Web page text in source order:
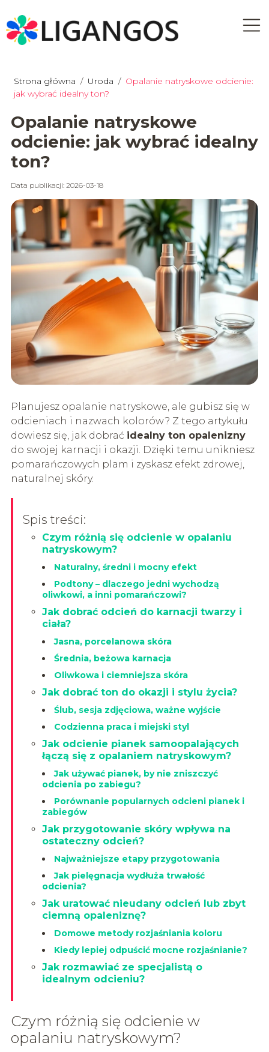
Strona główna / Uroda / Opalanie natryskowe odcienie:
jak wybrać idealny ton?
Opalanie natryskowe
odcienie: jak wybrać idealny
ton?
Data publikacji: 2026-03-18
Planujesz opalanie natryskowe, ale gubisz się w
odcieniach i nazwach kolorów? Z tego artykułu
dowiesz się, jak dobrać idealny ton opalenizny
do swojej karnacji i okazji. Dzięki temu unikniesz
pomarańczowych plam i zyskasz efekt zdrowej,
naturalnej skóry.
Spis treści:
Czym różnią się odcienie w opalaniu
natryskowym?
Naturalny, średni i mocny efekt
Podtony – dlaczego jedni wychodzą
oliwkowi, a inni pomarańczowi?
Jak dobrać odcień do karnacji twarzy i
ciała?
Jasna, porcelanowa skóra
Średnia, beżowa karnacja
Oliwkowa i ciemniejsza skóra
Jak dobrać ton do okazji i stylu życia?
Ślub, sesja zdjęciowa, ważne wyjście
Codzienna praca i miejski styl
Jak odcienie pianek samoopalających
łączą się z opalaniem natryskowym?
Jak używać pianek, by nie zniszczyć
odcienia po zabiegu?
Porównanie popularnych odcieni pianek i
zabiegów
Jak przygotowanie skóry wpływa na
ostateczny odcień?
Najważniejsze etapy przygotowania
Jak pielęgnacja wydłuża trwałość
odcienia?
Jak uratować nieudany odcień lub zbyt
ciemną opaleniznę?
Domowe metody rozjaśniania koloru
Kiedy lepiej odpuścić mocne rozjaśnianie?
Jak rozmawiać ze specjalistą o
idealnym odcieniu?
Czym różnią się odcienie w
opalaniu natryskowym?